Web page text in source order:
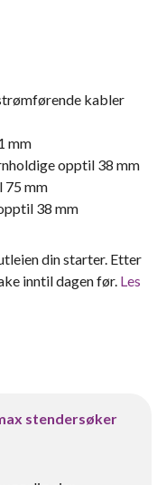
kabler
mm
opptil 38 mm
75 mm
38 mm
din starter. Etter
inntil dagen før. Les
stendersøker